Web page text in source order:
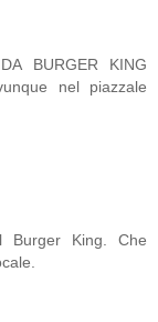
BURGER KING
nel piazzale
Burger King. Che